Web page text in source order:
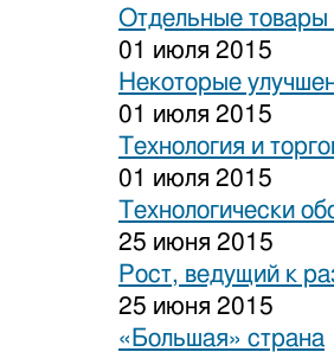
Отдельные товары
01 июля 2015
Некоторые
01 июля 2015
Технология и
01 июля 2015
Технологически
25 июня 2015
Рост, ведущий к
25 июня 2015
«Большая» страна